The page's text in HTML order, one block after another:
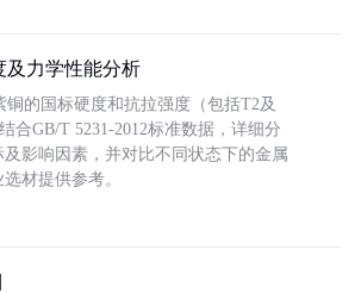
及力学性能分析
铜的国标硬度和抗拉强度（包括T2及
合GB/T 5231-2012标准数据，详细分
影响因素，并对比不同状态下的金属
材提供参考。